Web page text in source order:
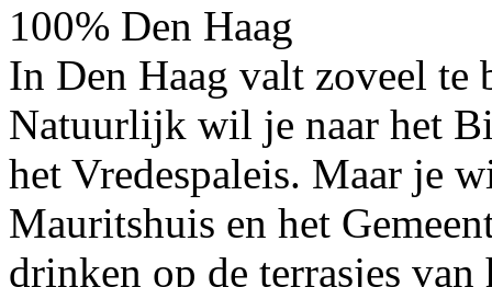
100% Den Haag
In Den Haag valt zoveel te
Natuurlijk wil je naar het
het Vredespaleis. Maar je
Mauritshuis en het
drinken op de terrasjes